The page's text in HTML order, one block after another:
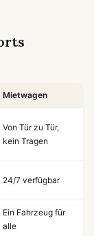
Mietwagen
Von Tür zu Tür,
kein Tragen
24/7 verfügbar
Ein Fahrzeug für
alle